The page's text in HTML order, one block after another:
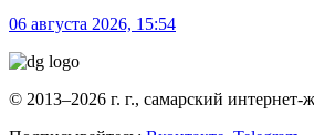
06 августа 2026, 15:54
© 2013–2026 г. г., самарский интернет-